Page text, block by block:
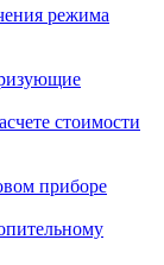
режима
стоимости
приборе